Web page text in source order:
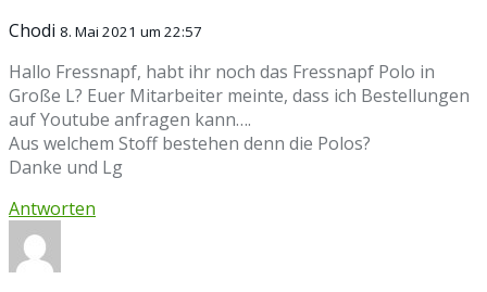
Chodi 8. Mai 2021 um 22:57
Hallo Fressnapf, habt ihr noch das Fressnapf Polo in
Große L? Euer Mitarbeiter meinte, dass ich Bestellungen
auf Youtube anfragen kann….
Aus welchem Stoff bestehen denn die Polos?
Danke und Lg
Antworten